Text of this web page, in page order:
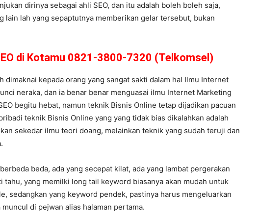
dirinya sebagai ahli SEO, dan itu adalah boleh boleh saja,
lain lah yang sepaptutnya memberikan gelar tersebut, bukan
di Kotamu 0821-3800-7320 (Telkomsel)
dimaknai kepada orang yang sangat sakti dalam hal Ilmu Internet
neraka, dan ia benar benar menguasai ilmu Internet Marketing
begitu hebat, namun teknik Bisnis Online tetap dijadikan pacuan
teknik Bisnis Online yang yang tidak bias dikalahkan adalah
sekedar ilmu teori doang, melainkan teknik yang sudah teruji dan
beda, ada yang secepat kilat, ada yang lambat pergerakan
tahu, yang memilki long tail keyword biasanya akan mudah untuk
sedangkan yang keyword pendek, pastinya harus mengeluarkan
di pejwan alias halaman pertama.